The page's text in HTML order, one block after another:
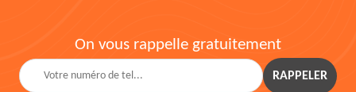
On vous rappelle gratuitement